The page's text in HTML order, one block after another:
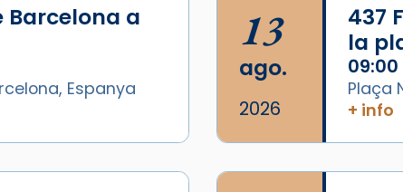
Barcelona a
Espanya
13
ago.
2026
437
la
09:00
Plaça
+ info